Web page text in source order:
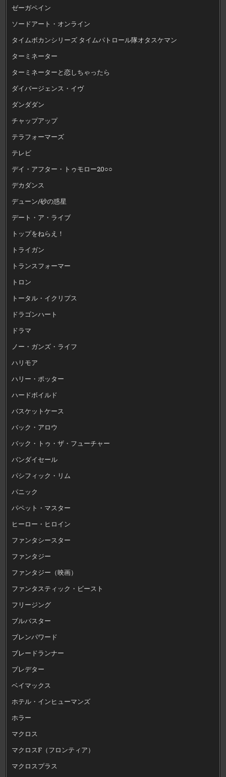
ゼーガペイン
ソードアート・オンライン
タイムボカンシリーズ タイムパトロール隊オタスケマン
ターミネーター
ターミネーターと恋しちゃったら
ダイバージェンス・イヴ
ダンダダン
チャップアップ
テラフォーマーズ
テレビ
デイ・アフター・トゥモロー20○○
デカダンス
デューン/砂の惑星
デート・ア・ライブ
トップをねらえ！
トライガン
トランスフォーマー
トロン
トータル・イクリプス
ドラゴンハート
ドラマ
ノー・ガンズ・ライフ
ハリモア
ハリー・ポッター
ハードボイルド
バスケットケース
バック・アロウ
バック・トゥ・ザ・フューチャー
バンダイセール
パシフィック・リム
パニック
パペット・マスター
ヒーロー・ヒロイン
ファンタシースター
ファンタジー
ファンタジー（映画）
ファンタスティック・ビースト
フリージング
ブルバスター
ブレンパワード
ブレードランナー
プレデター
ベイマックス
ホテル・インヒューマンズ
ホラー
マクロス
マクロスF（フロンティア）
マクロスプラス